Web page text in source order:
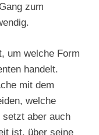
zum
um welche Form
handelt.
mit dem
welche
setzt aber auch
ist, über seine